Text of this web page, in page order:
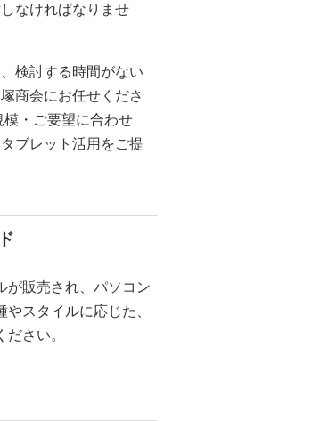
なければなりませ
検討する時間がない
商会にお任せくださ
・ご要望に合わせ
ブレット活用をご提
が販売され、パソコン
スタイルに応じた、
さい。